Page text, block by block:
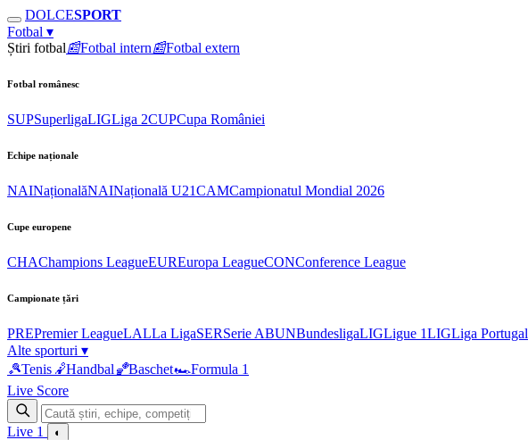
DOLCESPORT
Fotbal ▾
Știri fotbal📰Fotbal intern📰Fotbal extern
Fotbal românesc
SUPSuperligaLIGLiga 2CUPCupa României
Echipe naționale
NAINaționalăNAINațională U21CAMCampionatul Mondial 2026
Cupe europene
CHAChampions LeagueEUREuropa LeagueCONConference League
Campionate țări
PREPremier LeagueLALLa LigaSERSerie ABUNBundesligaLIGLigue 1LIGLiga Portugal
Alte sporturi ▾
🎾Tenis 🤾Handbal🏀Baschet🏎Formula 1
Live Score
Live 1 ◐